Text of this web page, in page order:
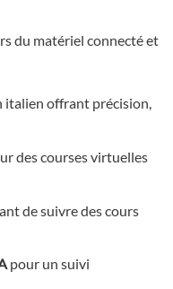
du matériel connecté et
italien offrant précision,
des courses virtuelles
de suivre des cours
pour un suivi